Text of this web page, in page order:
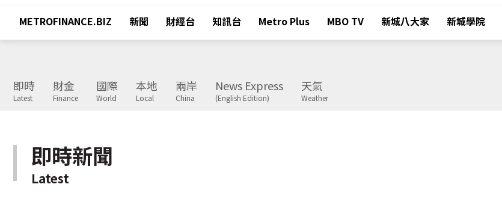
METROFINANCE.BIZ 新聞 財經台 知訊台 Metro Plus MBO TV 新城八大家 新城學院
即時
Latest
財金
Finance
國際
World
本地
Local
兩岸
China
News Express
(English Edition)
天氣
Weather
即時新聞
Latest